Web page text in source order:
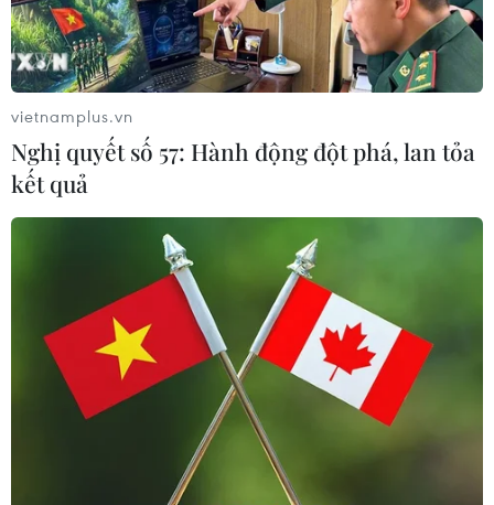
Tân Thủ tướng Nhật Bản lần đầu tham gia
chất vấn tại Quốc hội
11/10/2021 03:30
Trọng tâm cuộc chất vấn ngày 11/10 tại Quốc hội Nhật
Bản sẽ là việc đối phó với dịch COVID-19 đang hoành
hành cũng như tái thiết nền kinh tế đất nước lao đao vì
vietnamplus.vn
Nghị quyết số 57: Hành động đột phá, lan tỏa
kết quả